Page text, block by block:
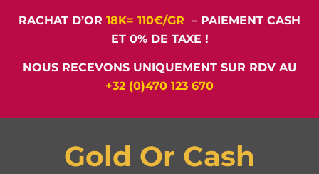
RACHAT D’OR 18K= 110€/GR – PAIEMENT CASH
ET 0% DE TAXE !
NOUS RECEVONS UNIQUEMENT SUR RDV AU
+32 (0)470 123 670
Gold Or Cash